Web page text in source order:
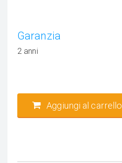
Garanzia
2 anni
Aggiungi al carrello